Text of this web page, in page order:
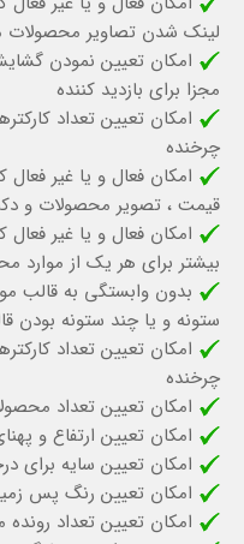
لینک شدن تصاویر محصولات
امکان تعیین نمودن
مجزا برای بازدید کننده
امکان تعیین تعداد
چرخنده
امکان فعال و یا غیر
قیمت ، تصویر محصولات و
امکان فعال و یا غیر
بیشتر برای هر یک از موارد
بدون وابستگی به قالب
ستونه و یا چند ستونه بودن
امکان تعیین تعداد
چرخنده
امکان تعیین تعداد
امکان تعیین ارتفاع و
امکان تعیین سایه برای
امکان تعیین رنگ پس
امکان تعیین تعداد